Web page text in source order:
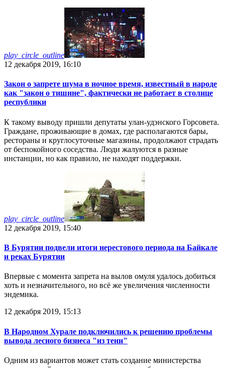
play_circle_outline
12 декабря 2019, 16:10
Закон о запрете шума в ночное время, известный в народе
как "закон о тишине", фактически не работает в столице
республики
К такому выводу пришли депутаты улан-удэнского Горсовета.
Граждане, проживающие в домах, где располагаются бары,
рестораны и круглосуточные магазины, продолжают страдать
от беспокойного соседства. Люди жалуются в разные
инстанции, но как правило, не находят поддержки.
play_circle_outline
12 декабря 2019, 15:40
В Бурятии подвели итоги нерестового периода на Байкале
и реках Бурятии
Впервые с момента запрета на вылов омуля удалось добиться
хоть и незначительного, но всё же увеличения численности
эндемика.
12 декабря 2019, 15:13
В Народном Хурале подключились к решению проблемы
вывода лесного бизнеса "из тени"
Одним из вариантов может стать создание министерства